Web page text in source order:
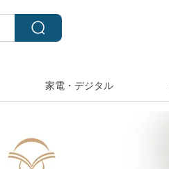
家電・デジタル